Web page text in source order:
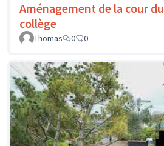
Aménagement de la cour du
collège
Thomas
0 0